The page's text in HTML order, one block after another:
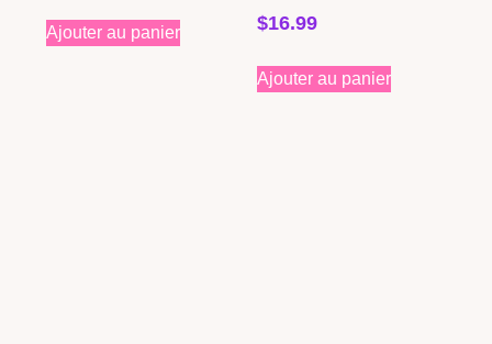
Ajouter au panier
$16.99
Ajouter au panier